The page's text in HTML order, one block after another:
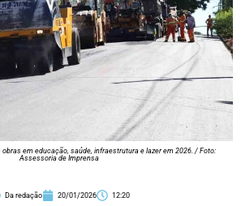
em educação, saúde, infraestrutura e lazer em 2026. / Foto:
Assessoria de Imprensa
Da redação 20/01/2026 12:20